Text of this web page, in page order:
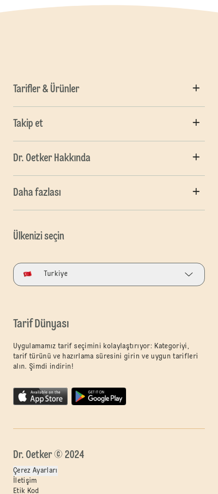
Tarifler & Ürünler
Takip et
Dr. Oetker Hakkında
Daha fazlası
Ülkenizi seçin
Turkiye
Tarif Dünyası
Uygulamamız tarif seçimini kolaylaştırıyor: Kategoriyi,
tarif türünü ve hazırlama süresini girin ve uygun tarifleri
alın. Şimdi indirin!
Dr. Oetker © 2024
Çerez Ayarları
İletişim
Etik Kod